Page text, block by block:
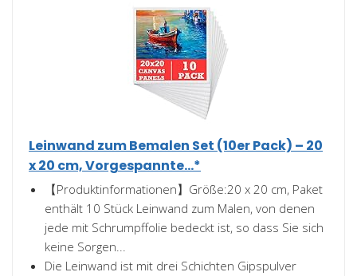
Leinwand zum Bemalen Set (10er Pack) – 20
x 20 cm, Vorgespannte...*
【Produktinformationen】Größe:20 x 20 cm, Paket
enthält 10 Stück Leinwand zum Malen, von denen
jede mit Schrumpffolie bedeckt ist, so dass Sie sich
keine Sorgen...
Die Leinwand ist mit drei Schichten Gipspulver